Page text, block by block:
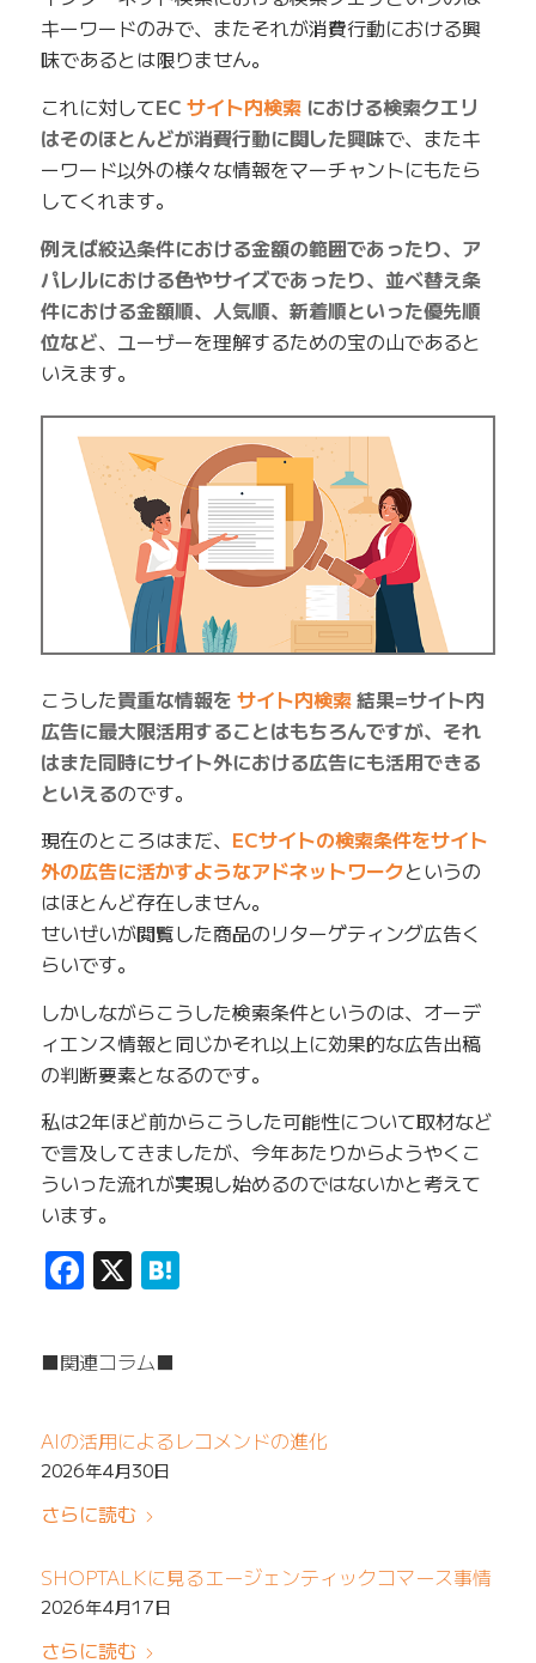
キーワードのみで、またそれが消費行動における興
味であるとは限りません。
これに対してEC サイト内検索における検索クエリ
はそのほとんどが消費行動に関した興味で、またキ
ーワード以外の様々な情報をマーチャントにもたら
してくれます。
例えば絞込条件における金額の範囲であったり、ア
パレルにおける色やサイズであったり、並べ替え条
件における金額順、人気順、新着順といった優先順
位など、ユーザーを理解するための宝の山であると
いえます。
こうした貴重な情報を サイト内検索結果=サイト内
広告に最大限活用することはもちろんですが、それ
はまた同時にサイト外における広告にも活用できる
といえるのです。
現在のところはまだ、 ECサイトの検索条件をサイト
外の広告に活かすようなアドネットワークというの
はほとんど存在しません。
せいぜいが閲覧した商品のリターゲティング広告く
らいです。
しかしながらこうした検索条件というのは、オーデ
ィエンス情報と同じかそれ以上に効果的な広告出稿
の判断要素となるのです。
私は2年ほど前からこうした可能性について取材など
で言及してきましたが、今年あたりからようやくこ
ういった流れが実現し始めるのではないかと考えて
います。
Facebook
X Hatena
■関連コラム■
AIの活用によるレコメンドの進化
2026年4月30日
さらに読む
SHOPTALKに見るエージェンティックコマース事情
2026年4月17日
さらに読む